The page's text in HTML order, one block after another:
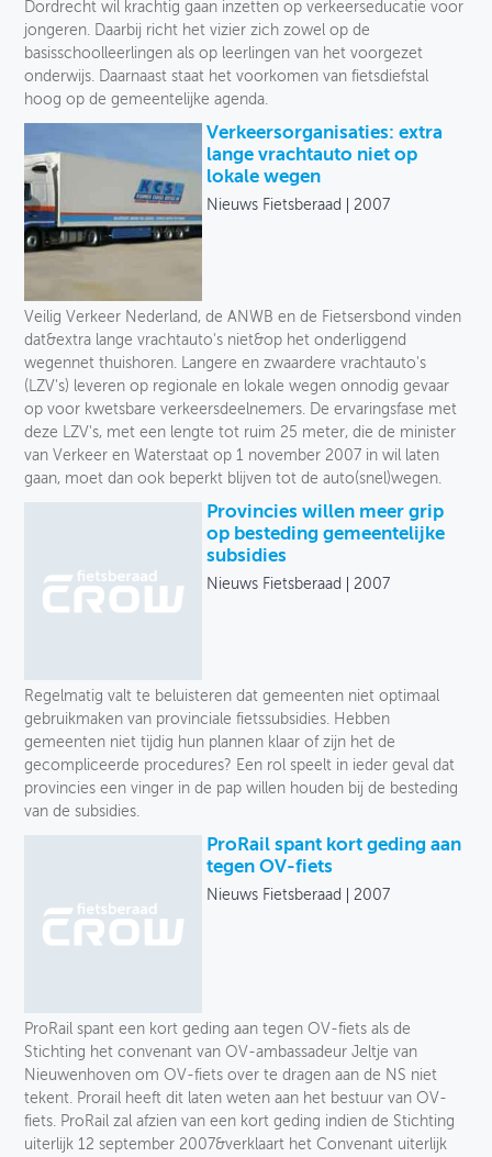
Dordrecht wil krachtig gaan inzetten op verkeerseducatie voor
jongeren. Daarbij richt het vizier zich zowel op de
basisschoolleerlingen als op leerlingen van het voorgezet
onderwijs. Daarnaast staat het voorkomen van fietsdiefstal
hoog op de gemeentelijke agenda.
Verkeersorganisaties: extra
lange vrachtauto niet op
lokale wegen
Nieuws Fietsberaad 2007
Veilig Verkeer Nederland, de ANWB en de Fietsersbond vinden
dat&extra lange vrachtauto's niet&op het onderliggend
wegennet thuishoren. Langere en zwaardere vrachtauto's
(LZV's) leveren op regionale en lokale wegen onnodig gevaar
op voor kwetsbare verkeersdeelnemers. De ervaringsfase met
deze LZV's, met een lengte tot ruim 25 meter, die de minister
van Verkeer en Waterstaat op 1 november 2007 in wil laten
gaan, moet dan ook beperkt blijven tot de auto(snel)wegen.
Provincies willen meer grip
op besteding gemeentelijke
subsidies
Nieuws Fietsberaad 2007
Regelmatig valt te beluisteren dat gemeenten niet optimaal
gebruikmaken van provinciale fietssubsidies. Hebben
gemeenten niet tijdig hun plannen klaar of zijn het de
gecompliceerde procedures? Een rol speelt in ieder geval dat
provincies een vinger in de pap willen houden bij de besteding
van de subsidies.
ProRail spant kort geding aan
tegen OV-fiets
Nieuws Fietsberaad 2007
ProRail spant een kort geding aan tegen OV-fiets als de
Stichting het convenant van OV-ambassadeur Jeltje van
Nieuwenhoven om OV-fiets over te dragen aan de NS niet
tekent. Prorail heeft dit laten weten aan het bestuur van OV-
fiets. ProRail zal afzien van een kort geding indien de Stichting
uiterlijk 12 september 2007&verklaart het Convenant uiterlijk